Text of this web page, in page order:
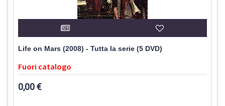
Life on Mars (2008) - Tutta la serie (5 DVD)
Fuori catalogo
0,00 €